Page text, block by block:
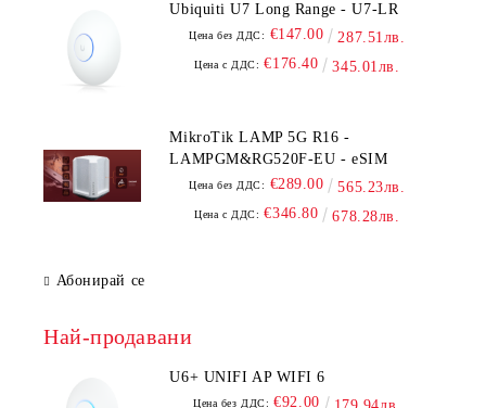
Ubiquiti U7 Long Range - U7-LR
Цена без ДДС: €147.00 287.51лв.
Цена с ДДС: €176.40 345.01лв.
MikroTik LAMP 5G R16 -
LAMPGM&RG520F-EU - eSIM
Цена без ДДС: €289.00 565.23лв.
Цена с ДДС: €346.80 678.28лв.
Абонирай се
Най-продавани
U6+ UNIFI AP WIFI 6
Цена без ДДС: €92.00